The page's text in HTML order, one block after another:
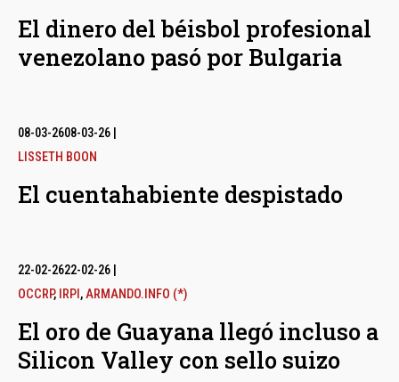
El dinero del béisbol profesional
venezolano pasó por Bulgaria
08-03-2608-03-26
LISSETH BOON
El cuentahabiente despistado
22-02-2622-02-26
OCCRP, IRPI ,ARMANDO.INFO (*)
El oro de Guayana llegó incluso a
Silicon Valley con sello suizo